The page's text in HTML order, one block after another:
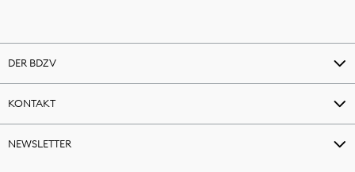
DER BDZV
KONTAKT
NEWSLETTER